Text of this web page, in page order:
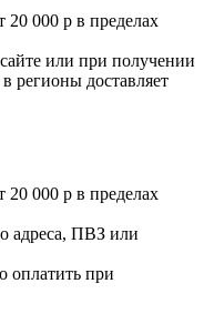
20 000 р в пределах
или при получении
регионы доставляет
20 000 р в пределах
адреса, ПВЗ или
оплатить при